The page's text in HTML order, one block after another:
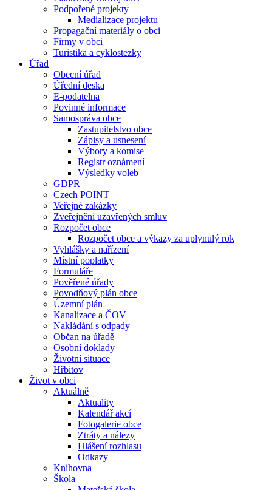
Podpořené projekty
Medializace projektu
Propagační materiály o obci
Firmy v obci
Turistika a cyklostezky
Úřad
Obecní úřad
Úřední deska
E-podatelna
Povinné informace
Samospráva obce
Zastupitelstvo obce
Zápisy a usnesení
Výbory a komise
Registr oznámení
Výsledky voleb
GDPR
Czech POINT
Veřejné zakázky
Zveřejnění uzavřených smluv
Rozpočet obce
Rozpočet obce a výkazy za uplynulý rok
Vyhlášky a nařízení
Místní poplatky
Formuláře
Pověřené úřady
Povodňový plán obce
Územní plán
Kanalizace a ČOV
Nakládání s odpady
Občan na úřadě
Osobní doklady
Životní situace
Hřbitov
Život v obci
Aktuálně
Aktuality
Kalendář akcí
Fotogalerie obce
Ztráty a nálezy
Hlášení rozhlasu
Odkazy
Knihovna
Škola